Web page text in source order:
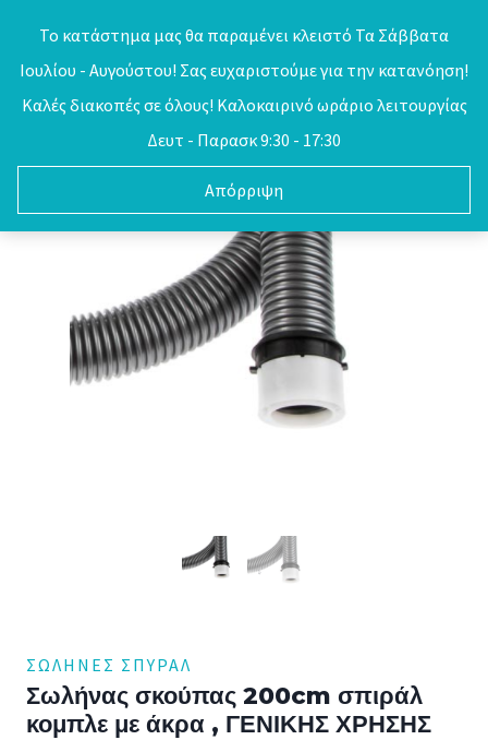
Το κατάστημα μας θα παραμένει κλειστό Τα Σάββατα
Ιουλίου - Αυγούστου! Σας ευχαριστούμε για την κατανόηση!
Καλές διακοπές σε όλους! Καλοκαιρινό ωράριο λειτουργίας
Δευτ - Παρασκ 9:30 - 17:30
Απόρριψη
0
ΣΩΛΉΝΕΣ ΣΠΥΡΆΛ
Σωλήνας σκούπας 200cm σπιράλ
κομπλε με άκρα , ΓΕΝΙΚΗΣ ΧΡΗΣΗΣ